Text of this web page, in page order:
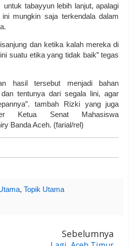
tabayyun lebih lanjut, apalagi
mungkin saja terkendala dalam
dan ketika kalah mereka di
suatu etika yang tidak baik” tegas
hasil tersebut menjadi bahan
tentunya dari segala lini, agar
tambah Rizki yang juga
Ketua Senat Mahasiswa
Banda Aceh. (farial/rel)
, Topik Utama
Sebelumnya